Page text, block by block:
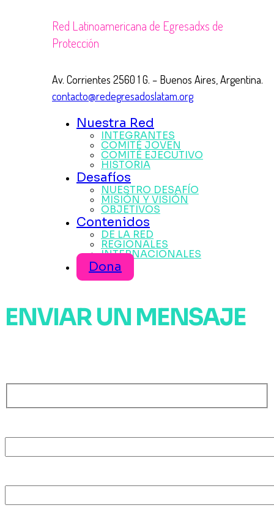
Red Latinoamericana de Egresadxs de
Protección
Av. Corrientes 2560 1 G. – Buenos Aires, Argentina.
contacto@redegresadoslatam.org
Nuestra Red
INTEGRANTES
COMITÉ JOVEN
COMITÉ EJECUTIVO
HISTORIA
Desafíos
NUESTRO DESAFÍO
MISIÓN Y VISIÓN
OBJETIVOS
Contenidos
DE LA RED
REGIONALES
INTERNACIONALES
Dona
ENVIAR UN MENSAJE